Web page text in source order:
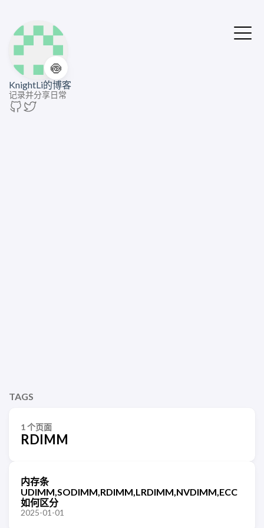
🍥
KnightLi的博客
记录并分享日常
TAGS
1 个页面
RDIMM
内存条
UDIMM,SODIMM,RDIMM,LRDIMM,NVDIMM,ECC
如何区分
2025-01-01